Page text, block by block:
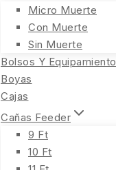
Micro Muerte
Con Muerte
Sin Muerte
Bolsos Y Equipamiento
Boyas
Cajas
Cañas Feeder
9 Ft
10 Ft